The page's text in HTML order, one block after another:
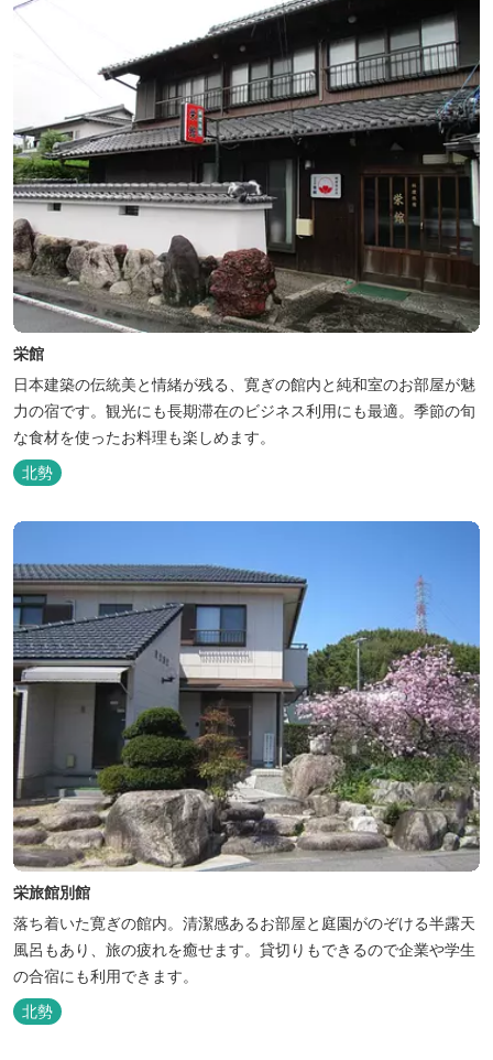
栄館
日本建築の伝統美と情緒が残る、寛ぎの館内と純和室のお部屋が魅
力の宿です。観光にも長期滞在のビジネス利用にも最適。季節の旬
な食材を使ったお料理も楽しめます。
北勢
栄旅館別館
落ち着いた寛ぎの館内。清潔感あるお部屋と庭園がのぞける半露天
風呂もあり、旅の疲れを癒せます。貸切りもできるので企業や学生
の合宿にも利用できます。
北勢